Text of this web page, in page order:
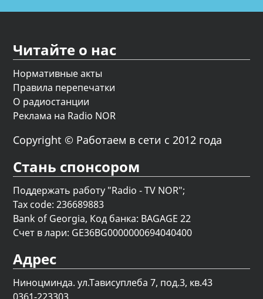
Читайте о нас
Нормативные акты
Правила перепечатки
О радиостанции
Реклама на Radio NOR
Copyright © Работаем в сети с 2012 года
Стань спонсором
Поддержать работу "Radio - TV NOR";
Tax code: 236689883
Bank of Georgia, Код банка: BAGAGE 22
Счет в лари: GE36BG0000000694040400
Адрес
Ниноцминда. ул.Тависуплеба 7, под.3, кв.43